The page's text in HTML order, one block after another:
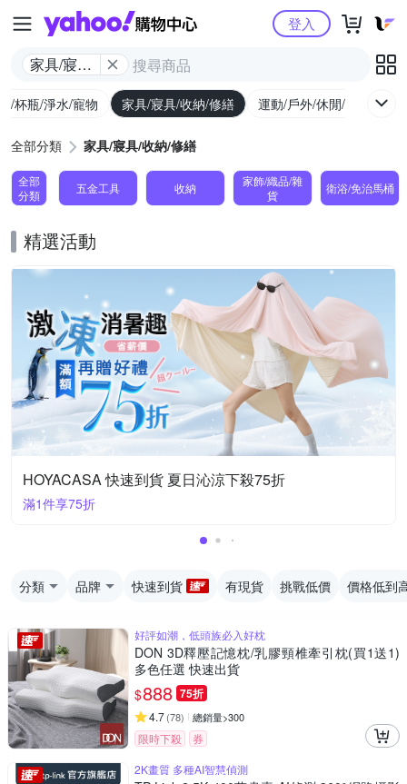
Yahoo購物中心
家具/寢具/
登入
/杯瓶/淨水/寵物 家具/寢具/收納/修繕 運動/戶外/休閒/健身
全部分類 家具/寢具/收納/修繕
全部
分類
五金工具 收納
家飾/織品/雜
貨
衛浴/免治馬桶
精選活動
HOYACASA 快速到貨 夏日沁涼下殺75折
滿1件享75折
分類 品牌 快速到貨 有現貨 挑戰低價 價格低到
好評如潮，低頭族必入好枕
DON 3D釋壓記憶枕/乳膠頸椎牽引枕(買1送1)
多色任選 快速出貨
$888 75折
4.7(78) 總銷量>300
限時下殺
券
2K畫質 多種AI智慧偵測